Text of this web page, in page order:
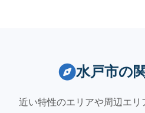
水戸市の
近い特性のエリアや周辺エ